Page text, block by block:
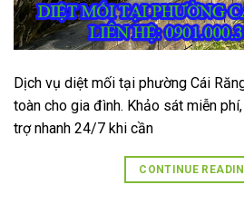
Dịch vụ diệt mối tại phường Cái
toàn cho gia đình. Khảo sát miễn
trợ nhanh 24/7 khi cần
CONTINUE